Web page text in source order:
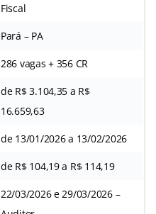
Fiscal
Pará – PA
286 vagas + 356 CR
de R$ 3.104,35 a R$
16.659,63
de 13/01/2026 a 13/02/2026
de R$ 104,19 a R$ 114,19
22/03/2026 e 29/03/2026 –